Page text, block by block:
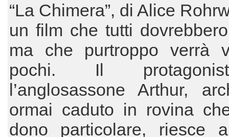
“La Chimera”, di Alice
un film che tutti
ma che purtroppo verrà
pochi. Il
l’anglosassone Arthur,
ormai caduto in rovina
dono particolare, riesce